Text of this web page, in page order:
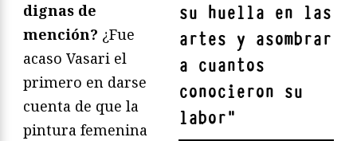
su huella en las
artes y asombrar
a cuantos
conocieron su
labor"
dignas de
mención? ¿Fue
acaso Vasari el
primero en darse
cuenta de que la
pintura femenina